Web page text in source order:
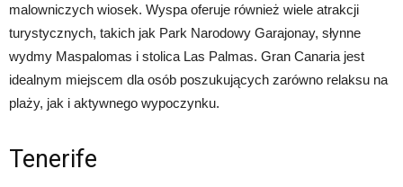
malowniczych wiosek. Wyspa oferuje również wiele atrakcji
turystycznych, takich jak Park Narodowy Garajonay, słynne
wydmy Maspalomas i stolica Las Palmas. Gran Canaria jest
idealnym miejscem dla osób poszukujących zarówno relaksu na
plaży, jak i aktywnego wypoczynku.
Tenerife